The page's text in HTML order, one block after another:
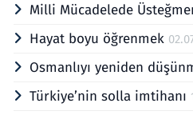
Milli Mücadelede
Hayat boyu öğrenmek
Osmanlıyı yeniden
Türkiye’nin solla imtihanı